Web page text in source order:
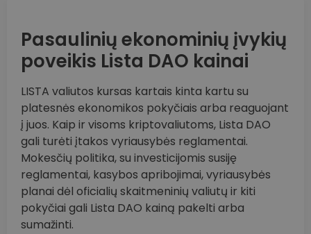
Pasaulinių ekonominių įvykių
poveikis Lista DAO kainai
LISTA valiutos kursas kartais kinta kartu su
platesnės ekonomikos pokyčiais arba reaguojant
į juos. Kaip ir visoms kriptovaliutoms, Lista DAO
gali turėti įtakos vyriausybės reglamentai.
Mokesčių politika, su investicijomis susiję
reglamentai, kasybos apribojimai, vyriausybės
planai dėl oficialių skaitmeninių valiutų ir kiti
pokyčiai gali Lista DAO kainą pakelti arba
sumažinti.